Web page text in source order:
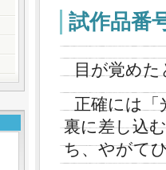
試作品番
目が覚め
正確には
裏に差し込
ち、やがて